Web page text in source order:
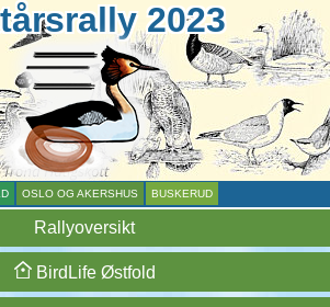
2023
OSLO OG AKERSHUS BUSKERUD
Rallyoversikt
BirdLifeØstfold